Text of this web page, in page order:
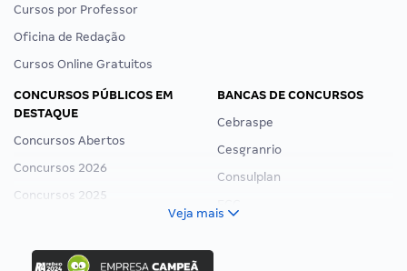
Cursos por Professor
Oficina de Redação
Cursos Online Gratuitos
CONCURSOS PÚBLICOS EM
DESTAQUE
Concursos Abertos
Concursos 2026
Concursos 2025
Concurso Ibama
BANCAS DE CONCURSOS
Cebraspe
Cesgranrio
Consulplan
Veja mais